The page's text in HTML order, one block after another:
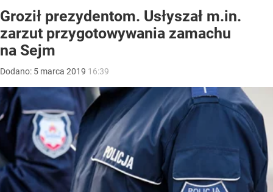
Groził prezydentom. Usłyszał m.in.
zarzut przygotowywania zamachu
na Sejm
Dodano: 5 marca 2019 16:39